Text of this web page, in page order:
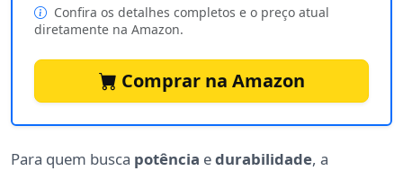
Confira os detalhes completos e o preço atual
diretamente na Amazon.
Comprar na Amazon
Para quem busca potência edurabilidade, a